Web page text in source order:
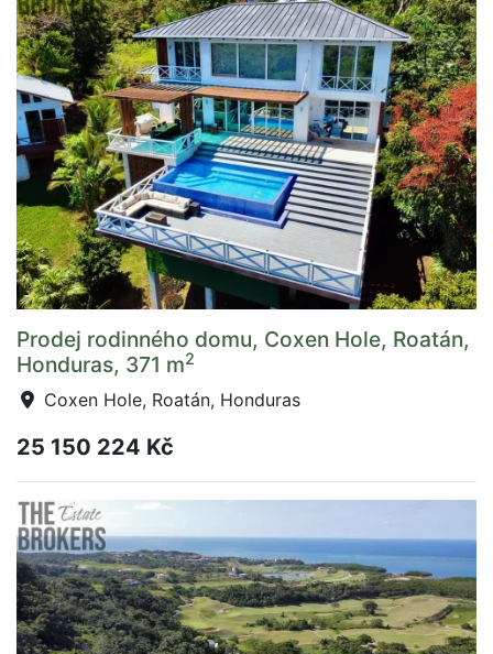
Prodej rodinného domu, Coxen Hole, Roatán,
Honduras, 371 m2
Coxen Hole, Roatán, Honduras
25 150 224 Kč